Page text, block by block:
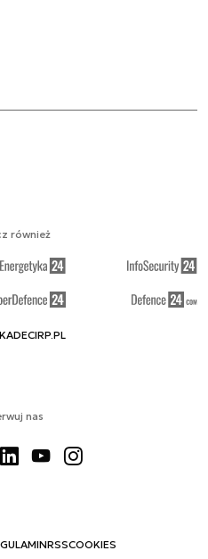
nas
RSSCOOKIES
również
KADECIRP.PL